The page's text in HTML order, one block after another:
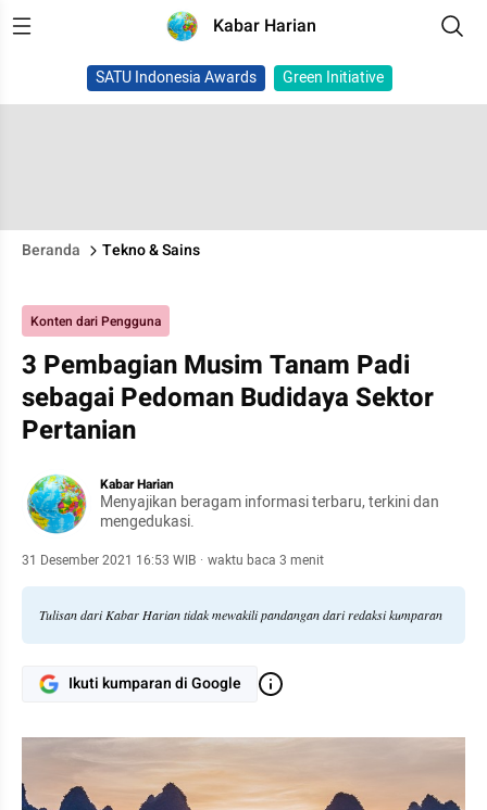
Kabar Harian
SATU Indonesia Awards Green Initiative
Beranda Tekno & Sains
Konten dari Pengguna
3 Pembagian Musim Tanam Padi
sebagai Pedoman Budidaya Sektor
Pertanian
Kabar Harian
Menyajikan beragam informasi terbaru, terkini dan
mengedukasi.
31 Desember 2021 16:53 WIB · waktu baca 3 menit
Tulisan dari Kabar Harian tidak mewakili pandangan dari redaksi kumparan
Ikuti kumparan di Google